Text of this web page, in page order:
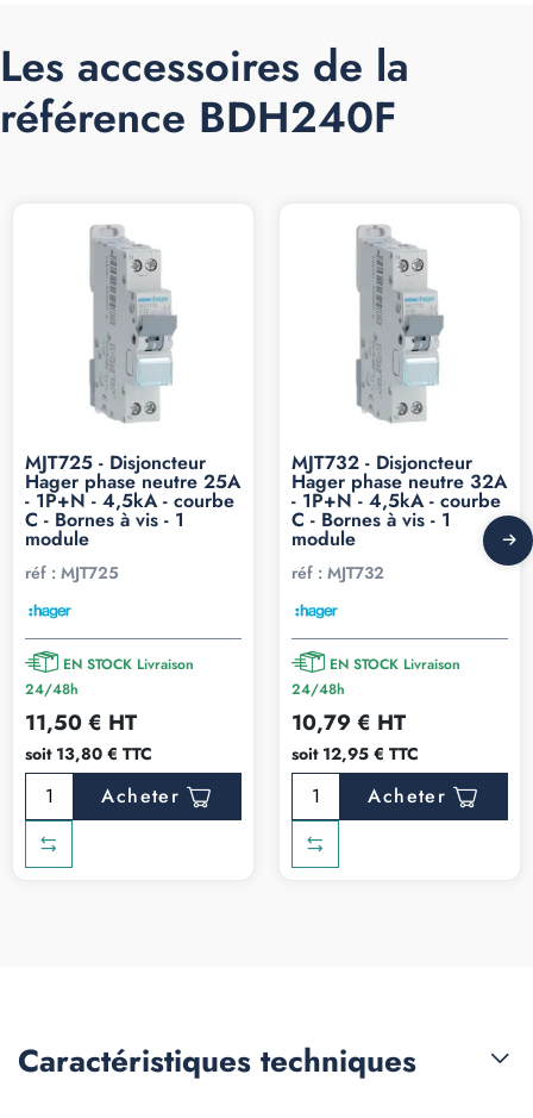
Les accessoires de la
référence BDH240F
MJT725 - Disjoncteur
Hager phase neutre 25A
- 1P+N - 4,5kA - courbe
C - Bornes à vis - 1
module
réf : MJT725
EN STOCK Livraison
24/48h
11,50 € HT
soit 13,80 € TTC
Acheter
MJT732 - Disjoncteur
Hager phase neutre 32A
- 1P+N - 4,5kA - courbe
C - Bornes à vis - 1
module
réf : MJT732
EN STOCK Livraison
24/48h
10,79 € HT
soit 12,95 € TTC
Acheter
Caractéristiques techniques